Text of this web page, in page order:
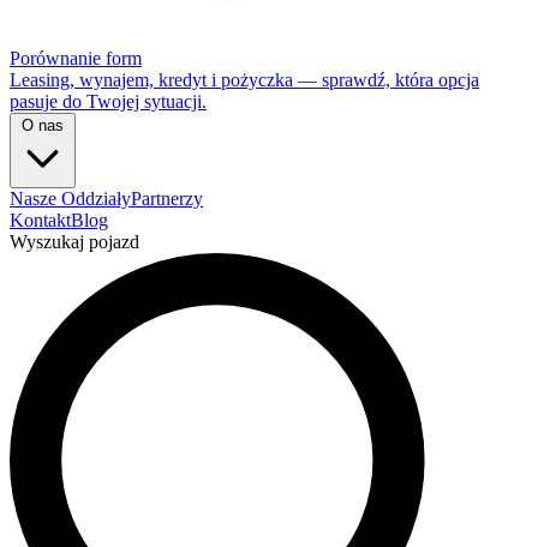
Porównanie form
Leasing, wynajem, kredyt i pożyczka — sprawdź, która opcja
pasuje do Twojej sytuacji.
O nas
Nasze OddziałyPartnerzy
KontaktBlog
Wyszukaj pojazd